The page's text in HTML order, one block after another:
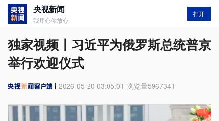
央视新闻
我用心你放心
打开
独家视频丨习近平为俄罗斯总统普京
举行欢迎仪式
2026-05-20 03:05:01 浏览量5967341